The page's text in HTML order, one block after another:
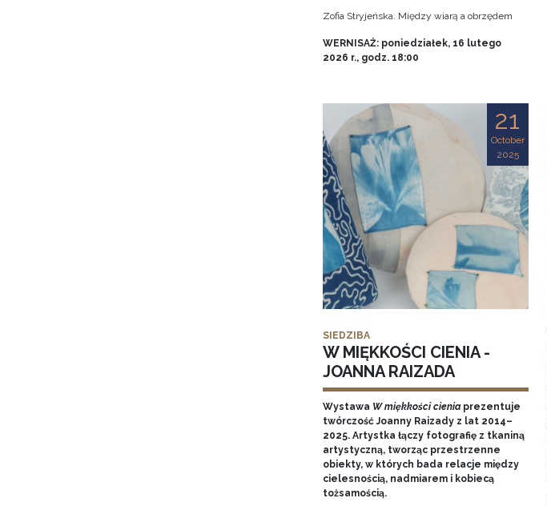
Zofia Stryjeńska. Między wiarą a obrzędem
WERNISAŻ: poniedziałek, 16 lutego
2026 r., godz. 18:00
21
October
2025
SIEDZIBA
W MIĘKKOŚCI CIENIA -
JOANNA RAIZADA
Wystawa W miękkości cieniaprezentuje
twórczość Joanny Raizady z lat 2014–
2025. Artystka łączy fotografię z tkaniną
artystyczną, tworząc przestrzenne
obiekty, w których bada relacje między
cielesnością, nadmiarem i kobiecą
tożsamością.